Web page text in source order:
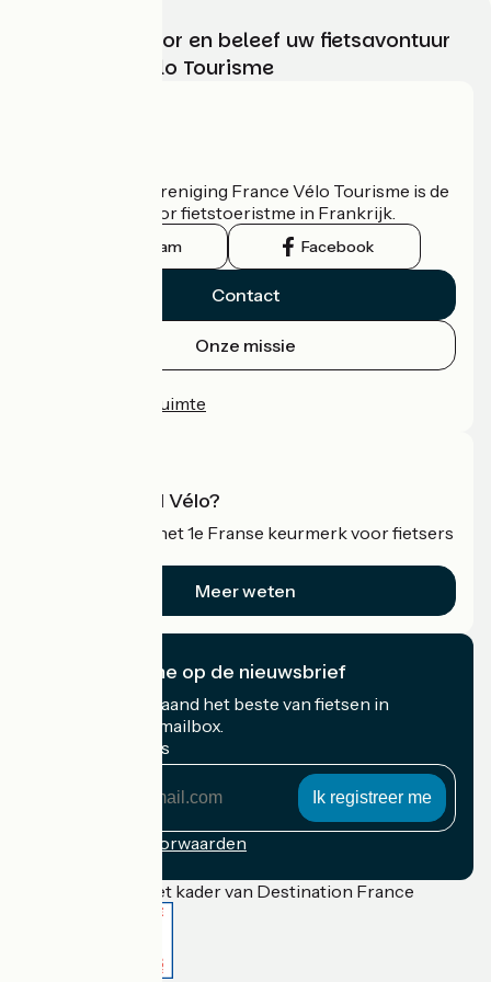
Kies, bereid voor en beleef uw fietsavontuur
met France Vélo Tourisme
De nationale vereniging France Vélo Tourisme is de
officiële gids voor fietstoeristme in Frankrijk.
Instagram Facebook
Contact
Onze missie
Professionele ruimte
Wat is Accueil Vélo?
Accueil Vélo is het 1e Franse keurmerk voor fietsers
Meer weten
Ik abonneer me op de nieuwsbrief
Ontvang elke maand het beste van fietsen in
Frankrijk in uw mailbox.
Mijn e-mailadres
Inschrijvingsvoorwaarden
Gefinancierd in het kader van Destination France